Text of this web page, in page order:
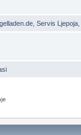
Servis Ljepoja